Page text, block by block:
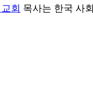
회 목사는 한국 사